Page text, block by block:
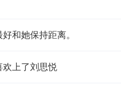
和她保持距离。
欢上了刘思悦